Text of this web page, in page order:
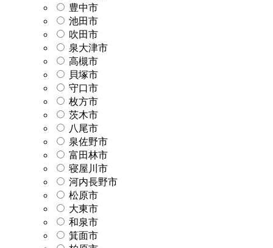
豊中市
池田市
吹田市
泉大津市
高槻市
貝塚市
守口市
枚方市
茨木市
八尾市
泉佐野市
富田林市
寝屋川市
河内長野市
松原市
大東市
和泉市
箕面市